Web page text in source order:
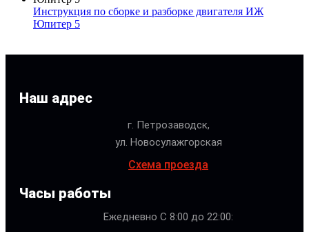
Инструкция по сборке и разборке двигателя ИЖ
Юпитер 5
Наш адрес
г. Петрозаводск,
ул. Новосулажгорская
Схема проезда
Часы работы
Ежедневно С 8:00 до 22:00: